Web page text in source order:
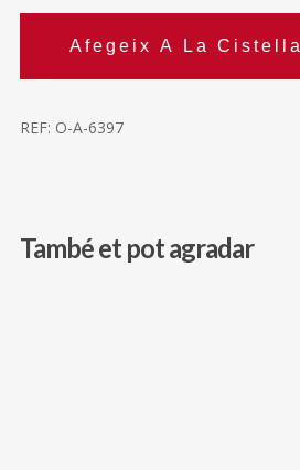
Afegeix A La Cistella
REF: O-A-6397
També et pot agradar